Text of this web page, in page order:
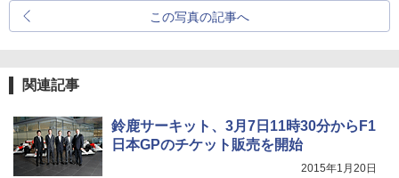
この写真の記事へ
関連記事
鈴鹿サーキット、3月7日11時30分からF1
日本GPのチケット販売を開始
2015年1月20日